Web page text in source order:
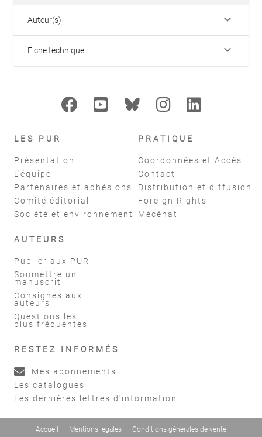
Auteur(s) keyboard_arrow_down
Fiche technique keyboard_arrow_down
LES PUR
Présentation
L'équipe
Partenaires et adhésions
Comité éditorial
Société et environnement
PRATIQUE
Coordonnées et Accès
Contact
Distribution et diffusion
Foreign Rights
Mécénat
AUTEURS
Publier aux PUR
Soumettre un
manuscrit
Consignes aux
auteurs
Questions les
plus fréquentes
RESTEZ INFORMÉS
Mes abonnements
Les catalogues
Les dernières lettres d'information
Accueil Mentions légales Conditions générales de vente